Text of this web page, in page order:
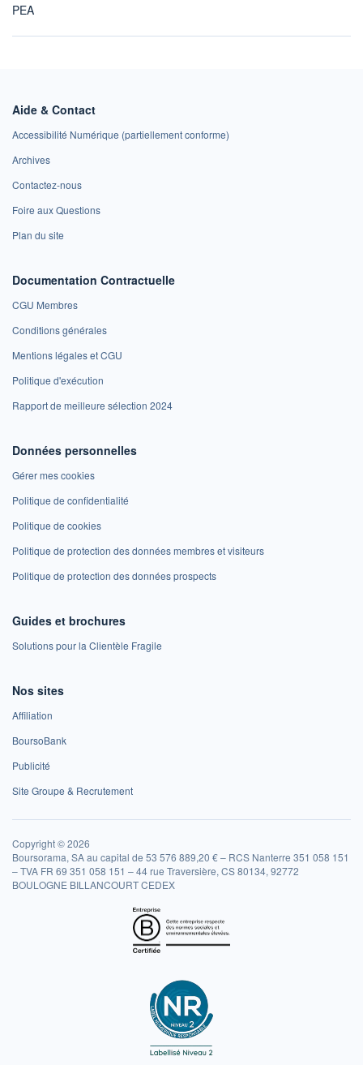
PEA
Aide & Contact
Accessibilité Numérique (partiellement conforme)
Archives
Contactez-nous
Foire aux Questions
Plan du site
Documentation Contractuelle
CGU Membres
Conditions générales
Mentions légales et CGU
Politique d'exécution
Rapport de meilleure sélection 2024
Données personnelles
Gérer mes cookies
Politique de confidentialité
Politique de cookies
Politique de protection des données membres et visiteurs
Politique de protection des données prospects
Guides et brochures
Solutions pour la Clientèle Fragile
Nos sites
Affiliation
BoursoBank
Publicité
Site Groupe & Recrutement
Copyright © 2026
Boursorama, SA au capital de 53 576 889,20 € – RCS Nanterre 351 058 151
– TVA FR 69 351 058 151 – 44 rue Traversière, CS 80134, 92772
BOULOGNE BILLANCOURT CEDEX